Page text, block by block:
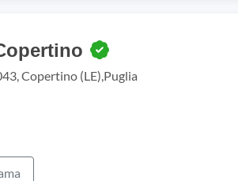
Copertino (LE),Puglia